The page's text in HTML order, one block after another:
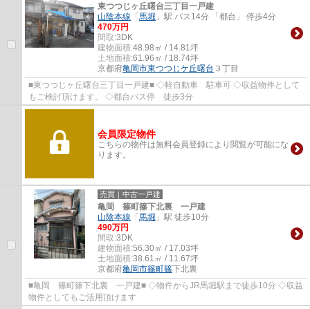
東つつじヶ丘曙台三丁目一戸建
山陰本線 「馬堀 」駅 バス14分 「都台」 停歩4分
470万円
間取:3DK
建物面積:48.98㎡ / 14.81坪
土地面積:61.96㎡ / 18.74坪
京都府亀岡市東つつじケ丘曙台 ３丁目
■東つつじヶ丘曙台三丁目一戸建■ ◇軽自動車 駐車可 ◇収益物件として
もご検討頂けます。 ◇都台バス停 徒歩3分
会員限定物件
こちらの物件は無料会員登録により閲覧が可能にな
ります。
売買｜中古一戸建
亀岡 篠町篠下北裏 一戸建
山陰本線 「馬堀 」駅 徒歩10分
490万円
間取:3DK
建物面積:56.30㎡ / 17.03坪
土地面積:38.61㎡ / 11.67坪
京都府亀岡市篠町篠下北裏
■亀岡 篠町篠下北裏 一戸建■ ◇物件からJR馬堀駅まで徒歩10分 ◇収益
物件としてもご活用頂けます